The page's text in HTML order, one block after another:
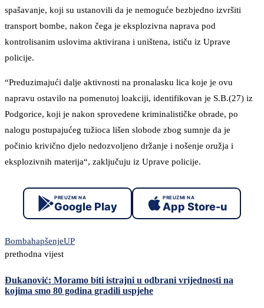
spašavanje, koji su ustanovili da je nemoguće bezbjedno izvršiti
transport bombe, nakon čega je eksplozivna naprava pod
kontrolisanim uslovima aktivirana i uništena, ističu iz Uprave
policije.
“Preduzimajući dalje aktivnosti na pronalasku lica koje je ovu
napravu ostavilo na pomenutoj loakciji, identifikovan je S.B.(27) iz
Podgorice, koji je nakon sprovedene kriminalističke obrade, po
nalogu postupajućeg tužioca lišen slobode zbog sumnje da je
počinio krivično djelo nedozvoljeno držanje i nošenje oružja i
eksplozivnih materija“, zaključuju iz Uprave policije.
PREUZMI NA
Google Play
PREUZMI NA
App Store-u
BombahapšenjeUP
prethodna vijest
Đukanović: Moramo biti istrajni u odbrani vrijednosti na
kojima smo 80 godina gradili uspjehe